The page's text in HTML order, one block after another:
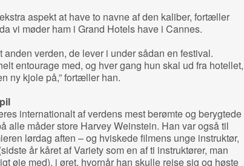
aspekt at have to navne af den kaliber, fortæller
vi møder ham i Grand Hotels have i Cannes.
anden verden, de lever i under sådan en festival.
entourage med, og hver gang hun skal ud fra hotellet,
ny kjole på,” fortæller han.
internationalt af verdens mest berømte og berygtede
alle måder store Harvey Weinstein. Han var også til
lørdag aften – og hviskede filmens unge instruktør,
år kåret af Variety som en af ti instruktører, man
øje med), i øret, hvornår han skulle rejse sig og høste